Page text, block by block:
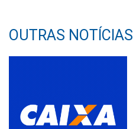
OUTRAS NOTÍCIAS